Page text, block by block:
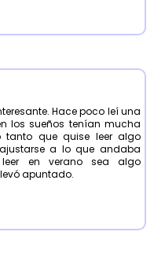
Hace poco leí una
los sueños tenían mucha
que quise leer algo
a lo que andaba
en verano sea algo
apuntado.